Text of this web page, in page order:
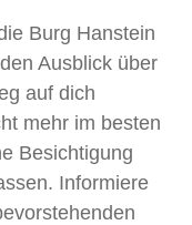
Burg Hanstein
Ausblick über
auf dich
mehr im besten
Besichtigung
Informiere